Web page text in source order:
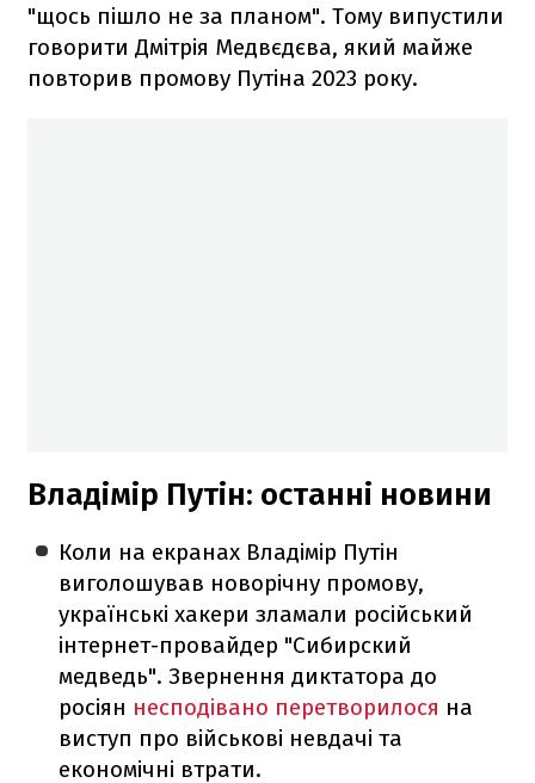
"щось пішло не за планом". Тому випустили
говорити Дмітрія Медвєдєва, який майже
повторив промову Путіна 2023 року.
Владімір Путін: останні новини
Коли на екранах Владімір Путін
виголошував новорічну промову,
українські хакери зламали російський
інтернет-провайдер "Сибирский
медведь". Звернення диктатора до
росіян несподівано перетворилося на
виступ про військові невдачі та
економічні втрати.